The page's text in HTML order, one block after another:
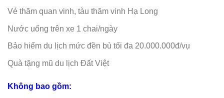
Vé thăm quan vinh, tàu thăm vinh Hạ Long
Nước uống trên xe 1 chai/ngày
Bảo hiểm du lịch mức đền bù tối đa 20.000.000đ/vụ
Quà tặng mũ du lịch Đất Việt
Không bao gồm: